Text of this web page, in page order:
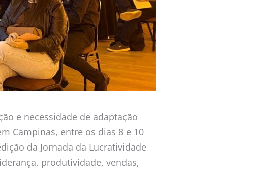
e necessidade de adaptação
Campinas, entre os dias 8 e 10
da Jornada da Lucratividade
produtividade, vendas,